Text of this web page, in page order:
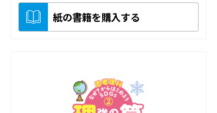
紙の書籍を購入する